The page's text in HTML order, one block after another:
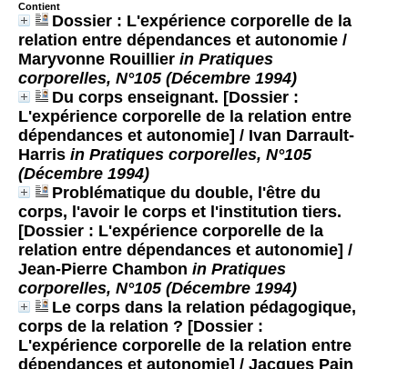
Contient
Dossier : L'expérience corporelle de la
relation entre dépendances et autonomie /
Maryvonne Rouillier in Pratiques
corporelles, N°105 (Décembre 1994)
Du corps enseignant. [Dossier :
L'expérience corporelle de la relation entre
dépendances et autonomie] / Ivan Darrault-
Harris in Pratiques corporelles, N°105
(Décembre 1994)
Problématique du double, l'être du
corps, l'avoir le corps et l'institution tiers.
[Dossier : L'expérience corporelle de la
relation entre dépendances et autonomie] /
Jean-Pierre Chambon in Pratiques
corporelles, N°105 (Décembre 1994)
Le corps dans la relation pédagogique,
corps de la relation ? [Dossier :
L'expérience corporelle de la relation entre
dépendances et autonomie] / Jacques Pain